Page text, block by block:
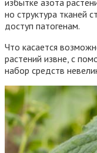
избытке азота
но структура тканей
доступ патогенам.
Что касается
растений извне, с
набор средств